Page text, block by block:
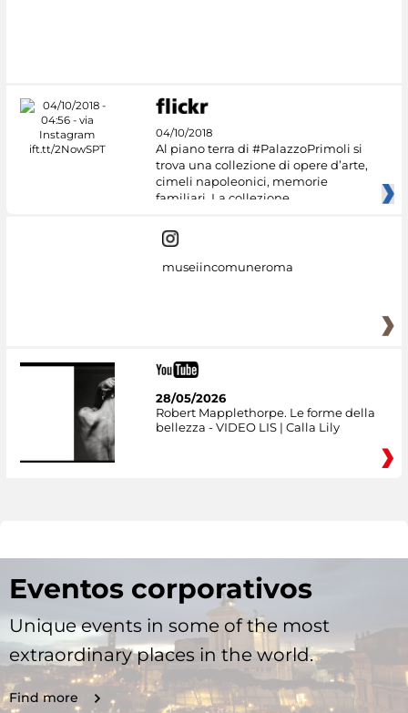
04/10/2018
Al piano terra di #PalazzoPrimoli si
trova una collezione di opere d’arte,
cimeli napoleonici, memorie
familiari. La collezione
museiincomuneroma
28/05/2026
Robert Mapplethorpe. Le forme della
bellezza - VIDEO LIS | Calla Lily
Eventos corporativos
Unique events in some of the most
extraordinary places in the world.
Find more